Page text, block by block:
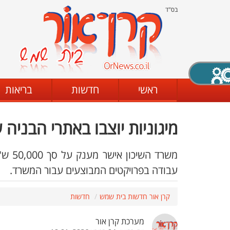
בס"ד
ראשי חדשות בריאות
מיגוניות יוצבו באתרי
עבודה בפרויקטים המבוצעים עבור המשרד.
קרן אור חדשות בית שמש חדשות
מערכת קרן אור
X סגירה
מצב שחור - לבן קביעת ניגודיות